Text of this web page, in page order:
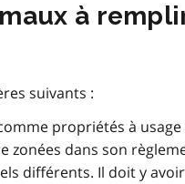
à
suivants :
propriétés à
dans son
différents. Il doit y